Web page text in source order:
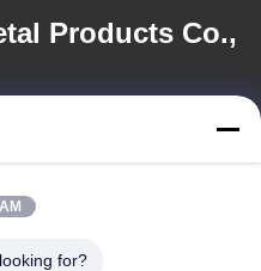
Products Co.,
for?